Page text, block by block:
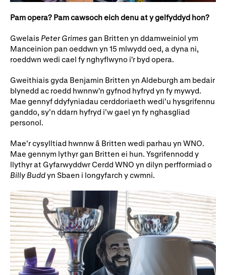
Pam opera? Pam cawsoch eich denu at y gelfyddyd hon?
Gwelais Peter Grimesgan Britten yn ddamweiniol ym
Manceinion pan oeddwn yn 15 mlwydd oed, a dyna ni,
roeddwn wedi cael fy nghyflwyno i'r byd opera.
Gweithiais gyda Benjamin Britten yn Aldeburgh am bedair
blynedd ac roedd hwnnw'n gyfnod hyfryd yn fy mywyd.
Mae gennyf ddyfyniadau cerddoriaeth wedi’u hysgrifennu
ganddo, sy’n ddarn hyfryd i’w gael yn fy nghasgliad
personol.
Mae’r cysylltiad hwnnw â Britten wedi parhau yn WNO.
Mae gennym lythyr gan Britten ei hun. Ysgrifennodd y
llythyr at Gyfarwyddwr Cerdd WNO yn dilyn perfformiad o
Billy Buddyn Sbaen i longyfarch y cwmni.